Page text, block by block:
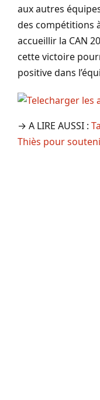
aux autres
des compétitions
accueillir la CAN
cette victoire
positive dans
→ A LIRE AUSSI :
Thiès pour